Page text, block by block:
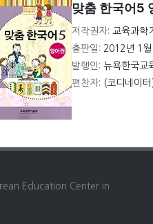
맞춤 한국어5
저작권자: 교육과학
출판일: 2012년 1
발행인: 뉴욕한국교
편찬자: (코디네이
Education Center in